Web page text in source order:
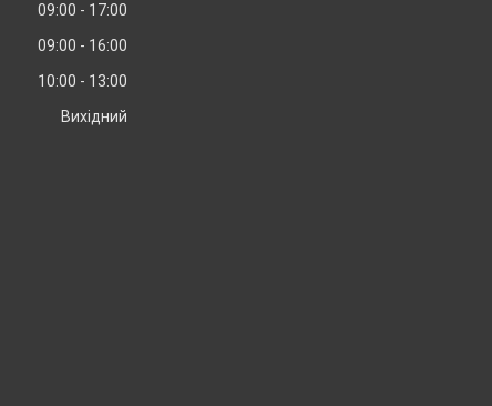
09:00
17:00
09:00
16:00
10:00
13:00
Вихідний